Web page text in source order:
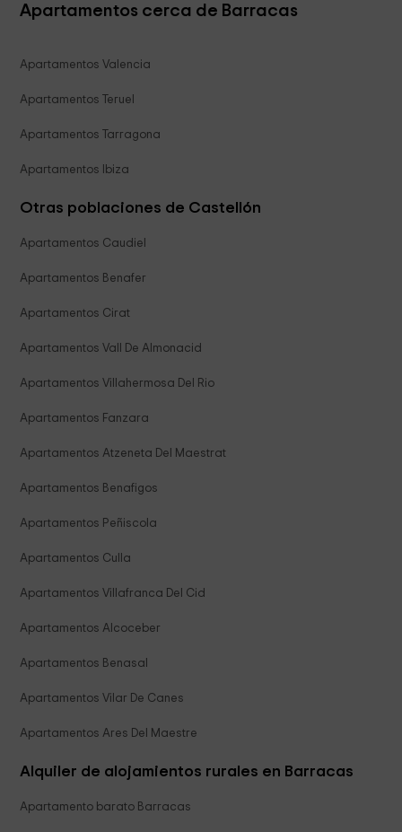
Apartamentos cerca de Barracas
Apartamentos Valencia
Apartamentos Teruel
Apartamentos Tarragona
Apartamentos Ibiza
Otras poblaciones de Castellón
Apartamentos Caudiel
Apartamentos Benafer
Apartamentos Cirat
Apartamentos Vall De Almonacid
Apartamentos Villahermosa Del Rio
Apartamentos Fanzara
Apartamentos Atzeneta Del Maestrat
Apartamentos Benafigos
Apartamentos Peñiscola
Apartamentos Culla
Apartamentos Villafranca Del Cid
Apartamentos Alcoceber
Apartamentos Benasal
Apartamentos Vilar De Canes
Apartamentos Ares Del Maestre
Alquiler de alojamientos rurales en Barracas
Apartamento barato Barracas